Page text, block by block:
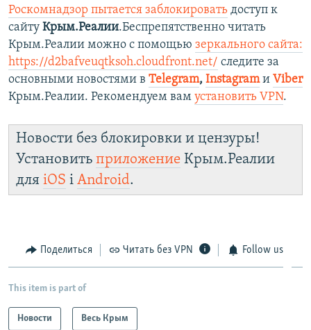
Роскомнадзор пытается заблокировать доступ к
сайту Крым.Реалии.Беспрепятственно читать
Крым.Реалии можно с помощью зеркального сайта:
https://d2bafveuqtksoh.cloudfront.net/ следите за
основными новостями в Telegram, Instagramи Viber
Крым.Реалии. Рекомендуем вам установить VPN.
Новости без блокировки и цензуры!
Установить приложение Крым.Реалии
для iOS і Android.
Поделиться Читать без VPN Follow us
This item is part of
Новости Весь Крым